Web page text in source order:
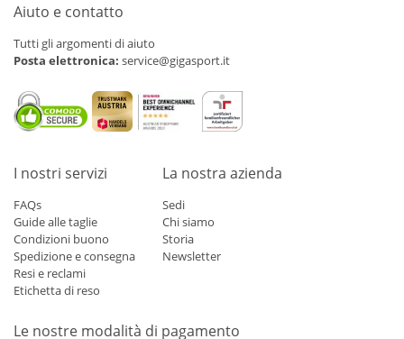
Aiuto e contatto
Tutti gli argomenti di aiuto
Posta elettronica: service@gigasport.it
I nostri servizi
FAQs
Guide alle taglie
Condizioni buono
Spedizione e consegna
Resi e reclami
Etichetta di reso
La nostra azienda
Sedi
Chi siamo
Storia
Newsletter
Le nostre modalità di pagamento